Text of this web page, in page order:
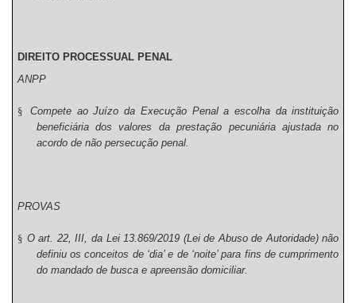
DIREITO PROCESSUAL PENAL
ANPP
§
Compete ao Juízo da Execução Penal a escolha da instituição
beneficiária dos valores da prestação pecuniária ajustada no
acordo de não persecução penal.
PROVAS
§ O art. 22, III, da Lei 13.869/2019 (Lei de Abuso de Autoridade) não
definiu os conceitos de ‘dia’ e de ‘noite’ para fins de cumprimento
do mandado de busca e apreensão domiciliar.